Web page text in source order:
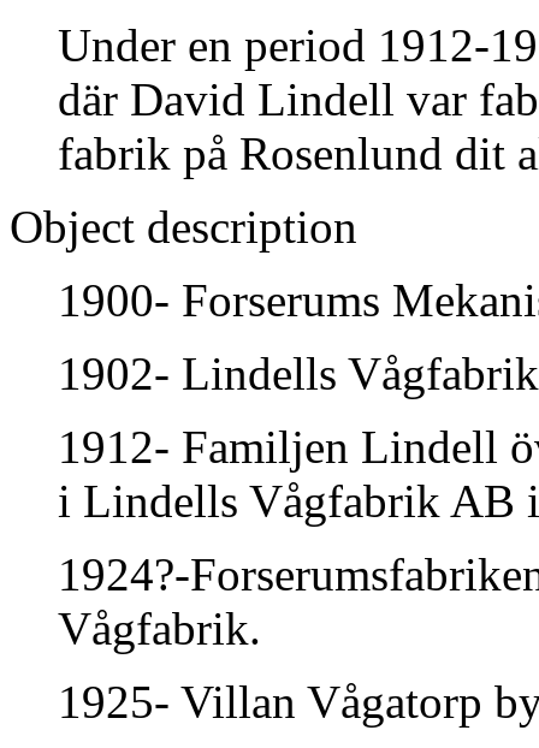
Under en period 1912-
där David Lindell var
fabrik på Rosenlund dit
Object description
1900- Forserums
1902- Lindells
1912- Familjen Lindell
i Lindells Vågfabrik AB
1924?-
Vågfabrik.
1925- Villan Vågatorp